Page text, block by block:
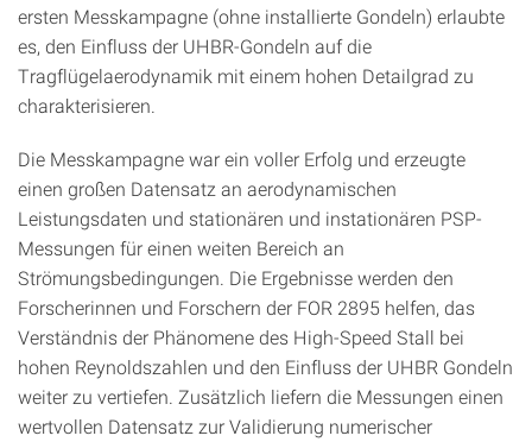
ersten Messkampagne (ohne installierte Gondeln) erlaubte
es, den Einfluss der UHBR-Gondeln auf die
Tragflügelaerodynamik mit einem hohen Detailgrad zu
charakterisieren.
Die Messkampagne war ein voller Erfolg und erzeugte
einen großen Datensatz an aerodynamischen
Leistungsdaten und stationären und instationären PSP-
Messungen für einen weiten Bereich an
Strömungsbedingungen. Die Ergebnisse werden den
Forscherinnen und Forschern der FOR 2895 helfen, das
Verständnis der Phänomene des High-Speed Stall bei
hohen Reynoldszahlen und den Einfluss der UHBR Gondeln
weiter zu vertiefen. Zusätzlich liefern die Messungen einen
wertvollen Datensatz zur Validierung numerischer